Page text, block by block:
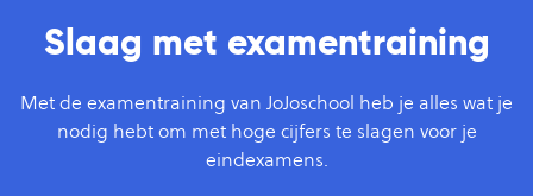
Slaag met examentraining
Met de examentraining van JoJoschool heb je alles wat je
nodig hebt om met hoge cijfers te slagen voor je
eindexamens.